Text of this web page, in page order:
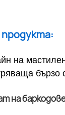
продукта:
на
бързо